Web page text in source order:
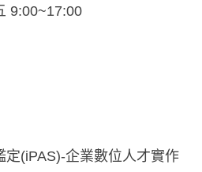
9:00~17:00
定(iPAS)-企業數位人才實作